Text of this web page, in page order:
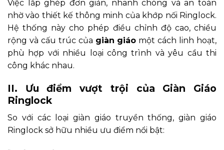
Việc lắp ghép đơn giản, nhanh chóng và an toàn
nhờ vào thiết kế thông minh của khớp nối Ringlock.
Hệ thống này cho phép điều chỉnh độ cao, chiều
rộng và cấu trúc của giàn giáo một cách linh hoạt,
phù hợp với nhiều loại công trình và yêu cầu thi
công khác nhau.
II. Ưu điểm vượt trội của Giàn Giáo
Ringlock
So với các loại giàn giáo truyền thống, giàn giáo
Ringlock sở hữu nhiều ưu điểm nổi bật: